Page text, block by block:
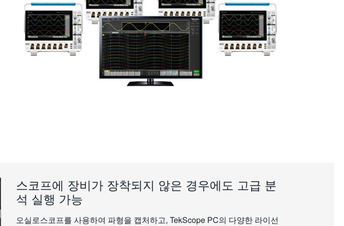
스코프에 장비가 장착되지 않은 경우에도 고급 분
석 실행 가능
오실로스코프를 사용하여 파형을 캡처하고, TekScope PC의 다양한 라이선